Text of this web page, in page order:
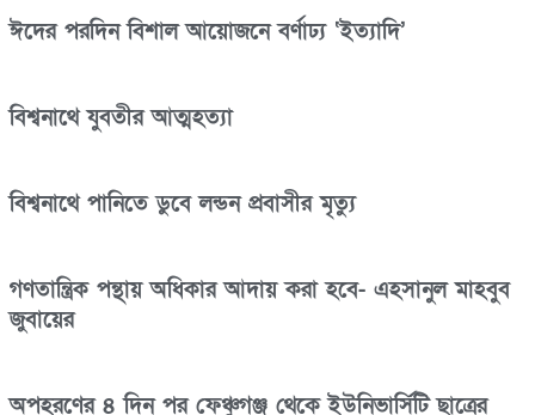
ঈদের পরদিন বিশাল আয়োজনে বর্ণাঢ্য ‘ইত্যাদি’
বিশ্বনাথে যুবতীর আত্মহত্যা
বিশ্বনাথে পানিতে ডুবে লন্ডন প্রবাসীর মৃত্যু
গণতান্ত্রিক পন্থায় অধিকার আদায় করা হবে- এহসানুল মাহবুব
জুবায়ের
অপহরণের ৪ দিন পর ফেঞ্চুগঞ্জ থেকে ইউনিভার্সিটি ছাত্রের